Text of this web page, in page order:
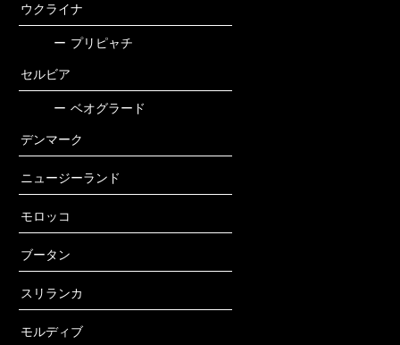
ウクライナ
ー プリピャチ
セルビア
ー ベオグラード
デンマーク
ニュージーランド
モロッコ
ブータン
スリランカ
モルディブ